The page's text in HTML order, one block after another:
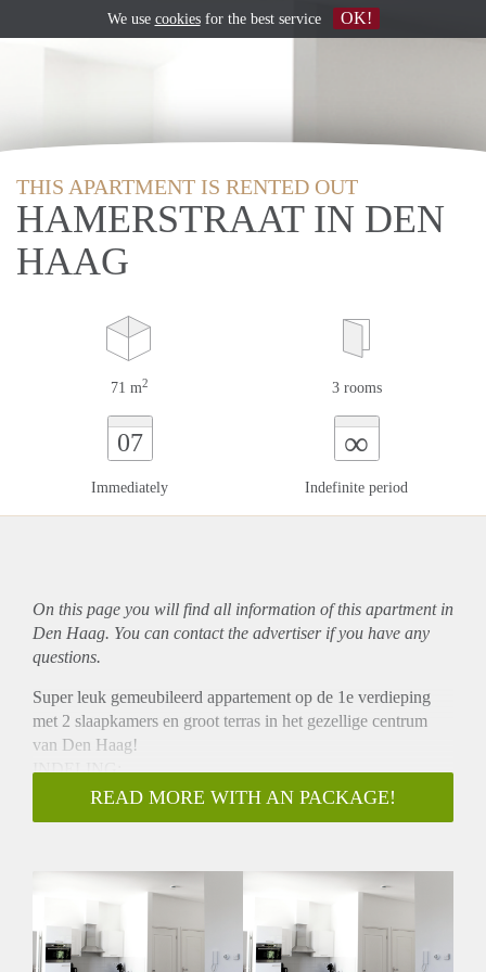
THIS APARTMENT IS RENTED OUT
HAMERSTRAAT IN DEN
HAAG
71 m2 3 rooms
07
Immediately
∞
Indefinite period
On this page you will find all information of this apartmentin
Den Haag. You can contact the advertiser if you have any
questions.
Super leuk gemeubileerd appartement op de 1e verdieping
met 2 slaapkamers en groot terras in het gezellige centrum
van Den Haag!
INDELING:
Gezamenlijk entree, trap naar de 1e etage. Woonkamer met
eethoek en open keuken voorzien van koel/vries combinatie,
tot beide slaapkamers, badkamer met douche en wastafel
BIJZONDERHEDEN:
- circa 70 m2
READ MORE WITH AN PACKAGE!
We use cookiesfor the best service OK!